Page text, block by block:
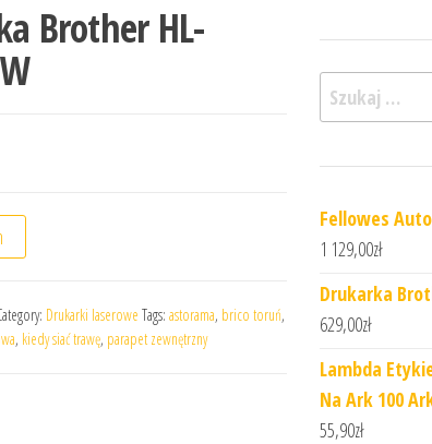
Brother HL-
Drukarki laserowe Tags: astorama, brico toruń,
, kiedy siać trawę, parapet zewnętrzny
Szukaj:
Fellowes
1 129,00zł
Drukarka
629,00zł
Lambda
Na Ark 100
55,90zł